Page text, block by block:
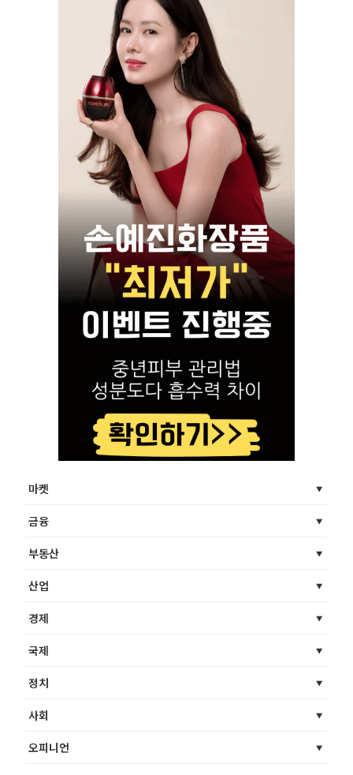
마켓
금융
부동산
산업
경제
국제
정치
사회
오피니언